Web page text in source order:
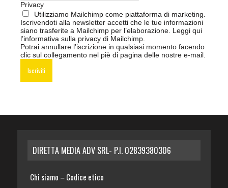
Privacy
Utilizziamo Mailchimp come piattaforma di marketing.
Iscrivendoti alla newsletter accetti che le tue informazioni
siano trasferite a Mailchimp per l’elaborazione. Leggi qui
l’informativa sulla privacy di Mailchimp.
Potrai annullare l’iscrizione in qualsiasi momento facendo
clic sul collegamento nel piè di pagina delle nostre e-mail.
DIRETTA MEDIA ADV SRL- P.I. 02839380306
Chi siamo – Codice etico